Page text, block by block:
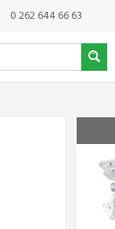
0 262 644 66 63